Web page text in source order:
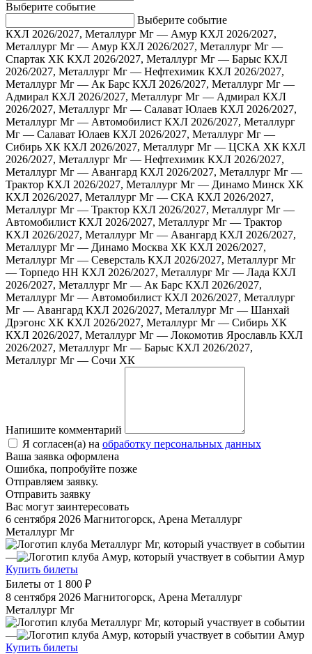
Выберите событие
Выберите событие
КХЛ 2026/2027, Металлург Мг — Амур КХЛ 2026/2027,
Металлург Мг — Амур КХЛ 2026/2027, Металлург Мг —
Спартак ХК КХЛ 2026/2027, Металлург Мг — Барыс КХЛ
2026/2027, Металлург Мг — Нефтехимик КХЛ 2026/2027,
Металлург Мг — Ак Барс КХЛ 2026/2027, Металлург Мг —
Адмирал КХЛ 2026/2027, Металлург Мг — Адмирал КХЛ
2026/2027, Металлург Мг — Салават Юлаев КХЛ 2026/2027,
Металлург Мг — Автомобилист КХЛ 2026/2027, Металлург
Мг — Салават Юлаев КХЛ 2026/2027, Металлург Мг —
Сибирь ХК КХЛ 2026/2027, Металлург Мг — ЦСКА ХК КХЛ
2026/2027, Металлург Мг — Нефтехимик КХЛ 2026/2027,
Металлург Мг — Авангард КХЛ 2026/2027, Металлург Мг —
Трактор КХЛ 2026/2027, Металлург Мг — Динамо Минск ХК
КХЛ 2026/2027, Металлург Мг — СКА КХЛ 2026/2027,
Металлург Мг — Трактор КХЛ 2026/2027, Металлург Мг —
Автомобилист КХЛ 2026/2027, Металлург Мг — Трактор
КХЛ 2026/2027, Металлург Мг — Авангард КХЛ 2026/2027,
Металлург Мг — Динамо Москва ХК КХЛ 2026/2027,
Металлург Мг — Северсталь КХЛ 2026/2027, Металлург Мг
— Торпедо НН КХЛ 2026/2027, Металлург Мг — Лада КХЛ
2026/2027, Металлург Мг — Ак Барс КХЛ 2026/2027,
Металлург Мг — Автомобилист КХЛ 2026/2027, Металлург
Мг — Авангард КХЛ 2026/2027, Металлург Мг — Шанхай
Дрэгонс ХК КХЛ 2026/2027, Металлург Мг — Сибирь ХК
КХЛ 2026/2027, Металлург Мг — Локомотив Ярославль КХЛ
2026/2027, Металлург Мг — Барыс КХЛ 2026/2027,
Металлург Мг — Сочи ХК
Напишите комментарий
Я согласен(а) на обработку персональных данных
Ваша заявка оформлена
Ошибка, попробуйте позже
Отправляем заявку.
Отправить заявку
Вас могут заинтересовать
6 сентября 2026 Магнитогорск, Арена Металлург
Металлург Мг
—
Амур
Купить билеты
Билеты от 1 800 ₽
8 сентября 2026 Магнитогорск, Арена Металлург
Металлург Мг
—
Амур
Купить билеты